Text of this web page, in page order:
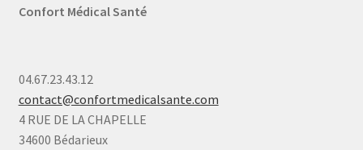
Confort Médical Santé
04.67.23.43.12
contact@confortmedicalsante.com
4 RUE DE LA CHAPELLE
34600 Bédarieux